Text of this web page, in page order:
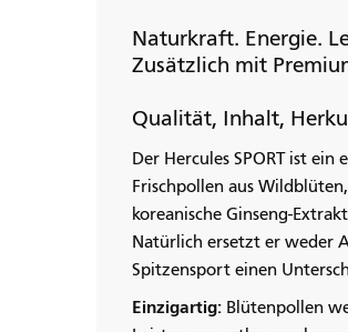
Naturkraft. Energie.
Zusätzlich mit
Qualität, Inhalt,
Der Hercules SPORT ist
Frischpollen aus
koreanische Ginseng-
Natürlich ersetzt er weder
Spitzensport einen
Einzigartig: Blütenpollen